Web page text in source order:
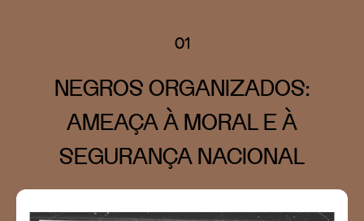
01
NEGROS ORGANIZADOS:
AMEAÇA À MORAL E À
SEGURANÇA NACIONAL